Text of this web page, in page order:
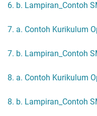
6. b. Lampiran_Contoh
7. a. Contoh Kurikulum
7. b. Lampiran_Contoh
8. a. Contoh Kurikulum
8. b. Lampiran_Contoh